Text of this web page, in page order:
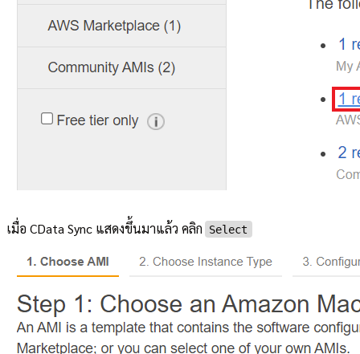
เมื่อ CData Sync แสดงขึ้นมาแล้ว คลิก Select